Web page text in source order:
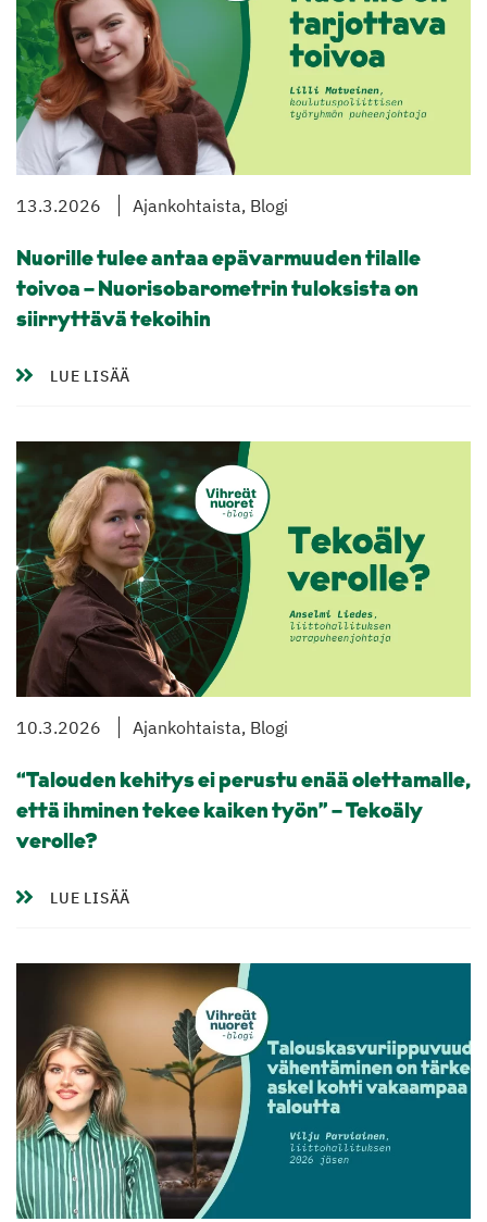
13.3.2026 Ajankohtaista, Blogi
Nuorille tulee antaa epävarmuuden tilalle
toivoa – Nuorisobarometrin tuloksista on
siirryttävä tekoihin
LUE LISÄÄ
10.3.2026 Ajankohtaista, Blogi
“Talouden kehitys ei perustu enää olettamalle,
että ihminen tekee kaiken työn” – Tekoäly
verolle?
LUE LISÄÄ